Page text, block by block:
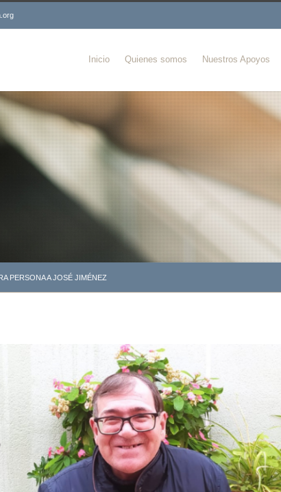
Inicio Quienes somos Nuestros Apoyos
PERSONA A JOSÉ JIMÉNEZ